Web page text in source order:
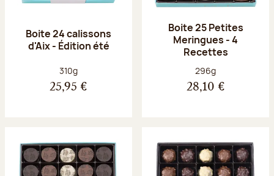
Boite 24 calissons
d'Aix - Édition été
Poids net :
310g
25,95 €
Boite 25 Petites
Meringues - 4
Recettes
Poids net :
296g
28,10 €